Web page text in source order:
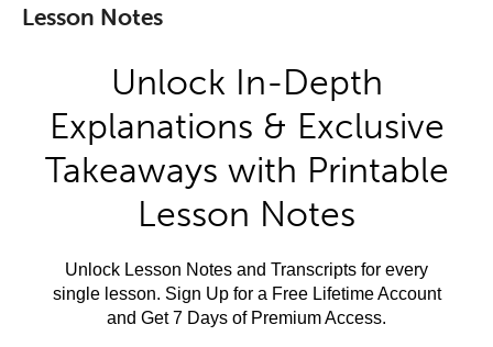
Lesson Notes
Unlock In-Depth
Explanations & Exclusive
Takeaways with Printable
Lesson Notes
Unlock Lesson Notes and Transcripts for every
single lesson. Sign Up for a Free Lifetime Account
and Get 7 Days of Premium Access.